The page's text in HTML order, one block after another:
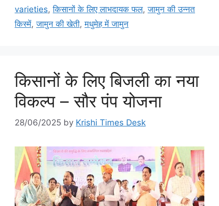
varieties,किसानों के लिए लाभदायक फल,जामुन की उन्नत
किस्में,जामुन की खेती,मधुमेह में जामुन
किसानों के लिए बिजली का नया
विकल्प – सौर पंप योजना
28/06/2025 by Krishi Times Desk